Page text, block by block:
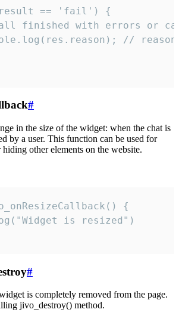
== 'fail') {
finished with errors or
//
#
in the size of the widget: when the chat is
by a user. This function can be used for
other elements on the website.
{
is resized")
#
is completely removed from the page.
jivo_destroy() method.